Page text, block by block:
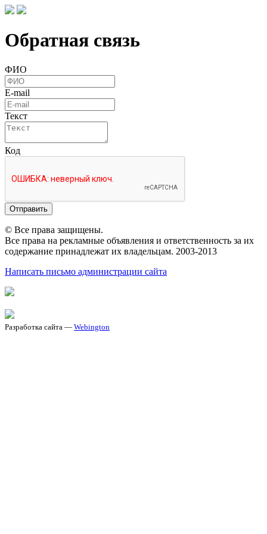
Обратная связь
ФИО
E-mail
Текст
Код
Отправить
© Все права защищены.
Все права на рекламные объявления и ответственность за их
содержание принадлежат их владельцам. 2003-2013
Написать письмо администрации сайта
Разработка сайта — Webington